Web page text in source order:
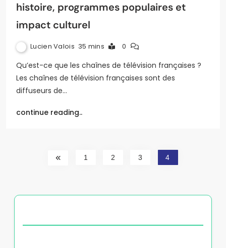
histoire, programmes populaires et
impact culturel
Lucien Valois 35 mins 0
Qu’est-ce que les chaînes de télévision françaises ?
Les chaînes de télévision françaises sont des
diffuseurs de…
continue reading..
1 2 3 4